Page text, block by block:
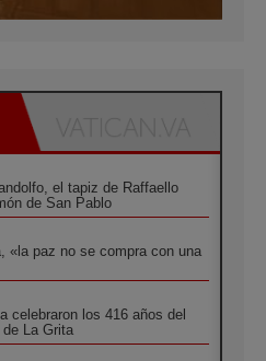
el tapiz de Raffaello
de San Pablo
«la paz no se compra con una
celebraron los 416 años del
La Grita